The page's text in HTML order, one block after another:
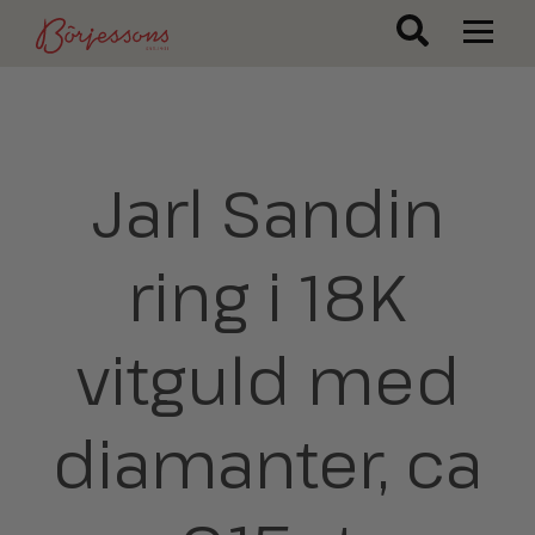
Jarl Sandin
ring i 18K
vitguld med
diamanter, ca